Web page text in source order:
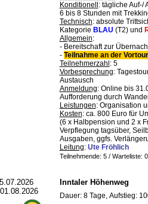
Konditionell : tägliche Auf-/
6 bis 8 Stunden mit
Technisch: absolute
Kategorie BLAU (T2) und
Allgemein:
- Bereitschaft zur
- Teilnahme an der Vortour
Teilnehmerzahl : 5
Vorbesprechung:
Austausch
Anmeldung: Online bis
Aufforderung durch
Leistungen: Organisation
Kosten: ca. 800 Euro für
(6 x Halbpension und 2 x
Verpflegung tagsüber,
Ausgaben, ggfs.
Leitung: Ute Fröhlich
Teilnehmende: 5 / Warteliste:
Inntaler Höhenweg
Dauer: 8 Tage, Aufstieg: